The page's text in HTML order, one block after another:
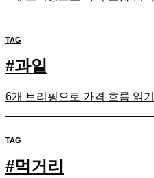
TAG
#과일
6개 브리핑으로 가격 흐름 읽기
TAG
#먹거리